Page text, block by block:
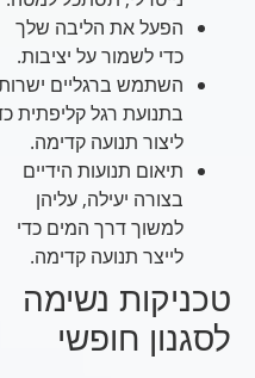
הפעל את הליבה שלך
כדי לשמור על יציבות.
השתמש ברגליים ישרות
בתנועת רגל קליפתית כדי
ליצור תנועה קדימה.
תיאום תנועות הידיים
בצורה יעילה, עליהן
למשוך דרך המים כדי
לייצר תנועה קדימה.
טכניקות נשימה
לסגנון חופשי